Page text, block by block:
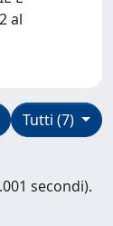
al
Tutti (7)
secondi).